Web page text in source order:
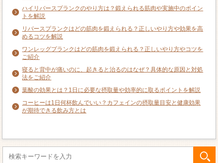
ハイリバースプランクのやり方は？鍛えられる筋肉や実施中のポイン
トを解説
リバースプランクはどの筋肉を鍛えられる？正しいやり方や効果を高
めるコツを解説
ワンレッグプランクはどの筋肉を鍛えられる？正しいやり方やコツを
ご紹介
寝ると背中が痛いのに、起きると治るのはなぜ？具体的な原因と対処
法をご紹介
葉酸の効果とは？1日に必要な摂取量や効率的に取るポイントを解説
コーヒーは1日何杯飲んでいい？カフェインの摂取量目安と健康効果
が期待できる飲み方とは